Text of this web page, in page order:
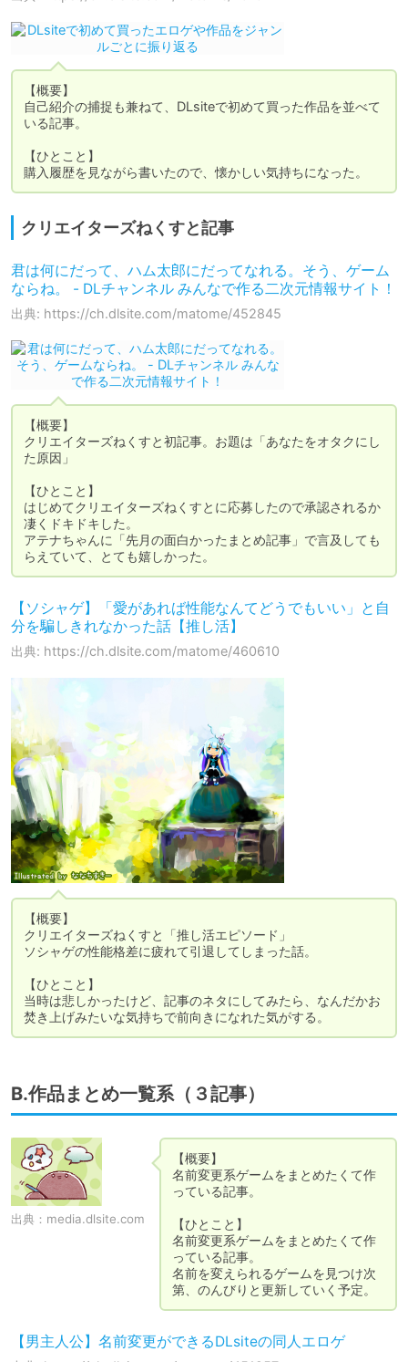
【概要】
自己紹介の捕捉も兼ねて、DLsiteで初めて買った作品を並べて
いる記事。
【ひとこと】
購入履歴を見ながら書いたので、懐かしい気持ちになった。
クリエイターズねくすと記事
君は何にだって、ハム太郎にだってなれる。そう、ゲーム
ならね。 - DLチャンネル みんなで作る二次元情報サイト！
出典: https://ch.dlsite.com/matome/452845
【概要】
クリエイターズねくすと初記事。お題は「あなたをオタクにし
た原因」
【ひとこと】
はじめてクリエイターズねくすとに応募したので承認されるか
凄くドキドキした。
アテナちゃんに「先月の面白かったまとめ記事」で言及しても
らえていて、とても嬉しかった。
【ソシャゲ】「愛があれば性能なんてどうでもいい」と自
分を騙しきれなかった話【推し活】
出典: https://ch.dlsite.com/matome/460610
【概要】
クリエイターズねくすと「推し活エピソード」
ソシャゲの性能格差に疲れて引退してしまった話。
【ひとこと】
当時は悲しかったけど、記事のネタにしてみたら、なんだかお
焚き上げみたいな気持ちで前向きになれた気がする。
B.作品まとめ一覧系（３記事）
出典： media.dlsite.com
【概要】
名前変更系ゲームをまとめたくて作
っている記事。
【ひとこと】
名前変更系ゲームをまとめたくて作
っている記事。
名前を変えられるゲームを見つけ次
第、のんびりと更新していく予定。
【男主人公】名前変更ができるDLsiteの同人エロゲ